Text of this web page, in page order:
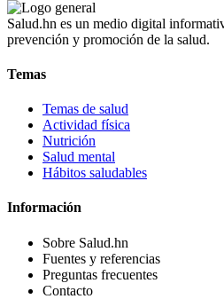
Salud.hn es un medio digital
prevención y promoción de la salud.
Temas
Temas de salud
Actividad física
Nutrición
Salud mental
Hábitos saludables
Información
Sobre Salud.hn
Fuentes y referencias
Preguntas frecuentes
Contacto